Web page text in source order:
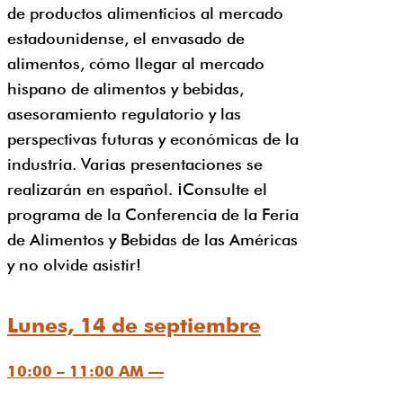
de productos alimenticios al mercado
estadounidense, el envasado de
alimentos, cómo llegar al mercado
hispano de alimentos y bebidas,
asesoramiento regulatorio y las
perspectivas futuras y económicas de la
industria. Varias presentaciones se
realizarán en español. ¡Consulte el
programa de la Conferencia de la Feria
de Alimentos y Bebidas de las Américas
y no olvide asistir!
Lunes, 14 de septiembre
10:00 – 11:00 AM —